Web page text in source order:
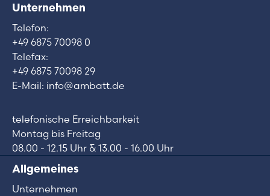
Unternehmen
Telefon:
+49 6875 70098 0
Telefax:
+49 6875 70098 29
E-Mail: info@ambatt.de
telefonische Erreichbarkeit
Montag bis Freitag
08.00 - 12.15 Uhr & 13.00 - 16.00 Uhr
Allgemeines
Unternehmen